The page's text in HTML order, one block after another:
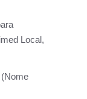
Local,